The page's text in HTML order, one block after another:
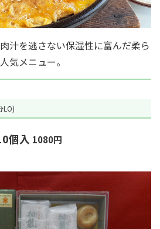
汁を逃さない保湿性に富んだ柔ら
気メニュー。
LO)
個入 1080円